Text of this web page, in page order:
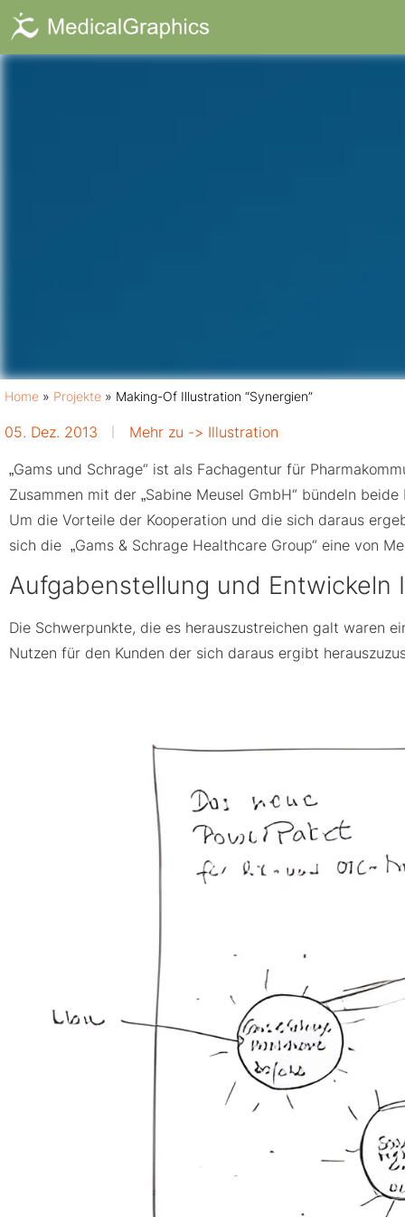
Home » Projekte » Making-Of Illustration “Synergien”
05. Dez. 2013 Mehr zu -> Illustration
„Gams und Schrage“ ist als Fachagentur für
Zusammen mit der „Sabine Meusel GmbH“ bündeln
Um die Vorteile der Kooperation und die sich daraus
sich die „Gams & Schrage Healthcare Group“ eine von
Aufgabenstellung und Entwickeln
Die Schwerpunkte, die es herauszustreichen galt waren
Nutzen für den Kunden der sich daraus ergibt